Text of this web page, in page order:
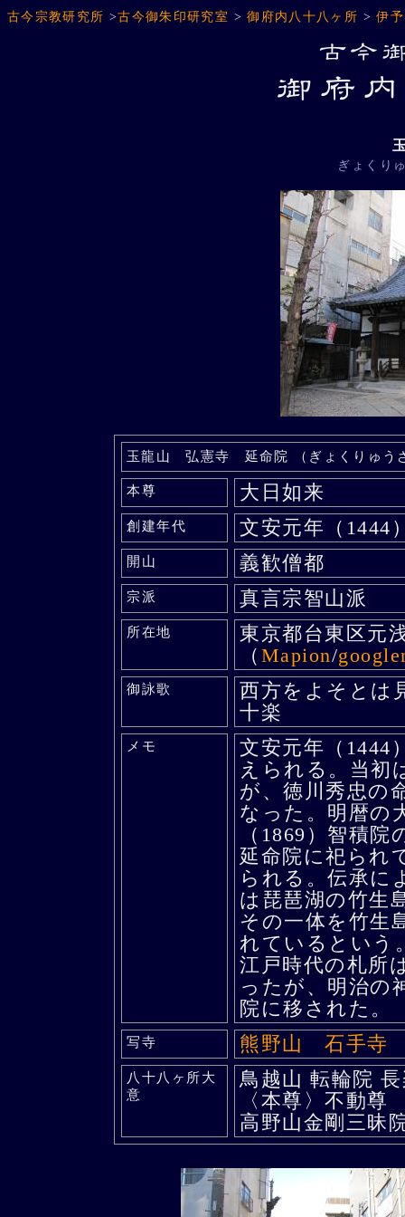
古今宗教研究所 >古今御朱印研究室 >御府内八十八ヶ所 >伊
ぎょくり
玉龍山 弘憲寺 延命院 （ぎょくりゅ
本尊 大日如来
創建年代 文安元年（1444
開山 義歓僧都
宗派 真言宗智山派
所在地
東京都台東区
（ Mapion/
御詠歌
西方をよそと
十楽
メモ
文安元年（1444
えられる。当初
が、徳川秀忠の
なった。明暦の
（1869）智積
延命院に祀られ
られる。伝承に
は琵琶湖の竹生
その一体を竹生
れているという
江戸時代の札所
ったが、明治の
院に移された。
写寺 熊野山 石手寺
八十八ヶ所大
意
鳥越山 転輪院
〈本尊〉不動
高野山金剛三昧